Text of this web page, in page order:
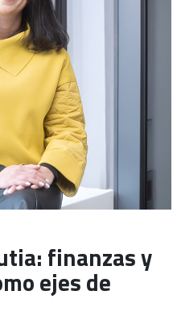
finanzas y
ejes de